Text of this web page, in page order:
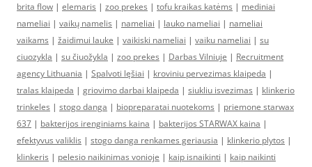
brita flow | elemaris | zoo prekes | tofu kraikas katėms | mediniai
nameliai | vaikų namelis | nameliai | lauko nameliai | nameliai
vaikams | žaidimui lauke | vaikiski nameliai | vaiku nameliai | su
ciuozykla | su čiuožykla | zoo prekes | Darbas Vilniuje | Recruitment
agency Lithuania | Spalvoti lęšiai | kroviniu pervezimas klaipeda |
tralas klaipeda | griovimo darbai klaipeda | siukliu isvezimas | klinkerio
trinkeles | stogo danga | biopreparatai nuotekoms | priemone starwax
637 | bakterijos irenginiams kaina | bakterijos STARWAX kaina |
efektyvus valiklis | stogo danga renkames geriausia | klinkerio plytos |
klinkeris | pelesio naikinimas vonioje | kaip isnaikinti | kaip naikinti